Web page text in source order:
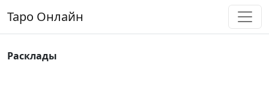
Основная навигация
Таро Онлайн
Расклады